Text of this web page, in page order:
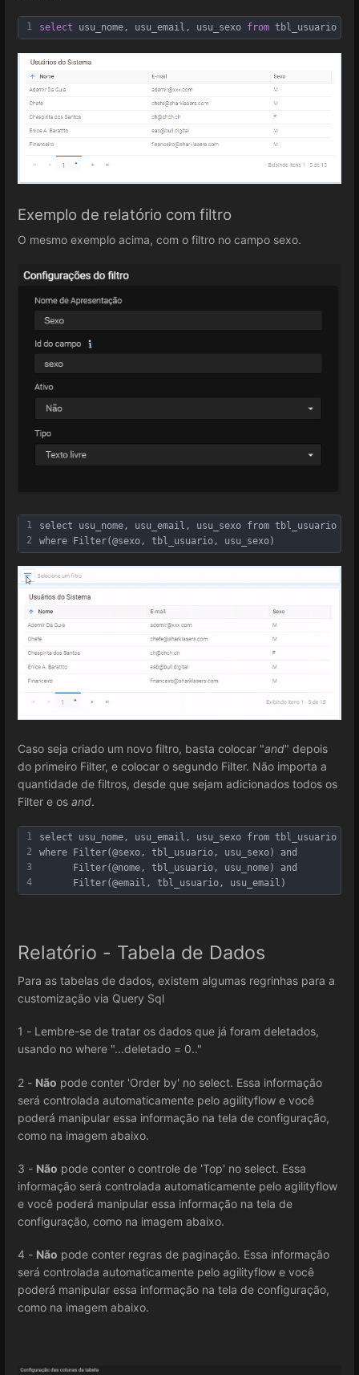
1 select usu_nome, usu_email, usu_sexo from tbl_usuario
Exemplo de relatório com filtro
O mesmo exemplo acima, com o filtro no campo sexo.
1
2
select usu_nome, usu_email, usu_sexo from tbl_usuario
where Filter(@sexo, tbl_usuario, usu_sexo)
Caso seja criado um novo filtro, basta colocar "and" depois
do primeiro Filter, e colocar o segundo Filter. Não importa a
quantidade de filtros, desde que sejam adicionados todos os
Filter e os and.
1
2
3
4
select usu_nome, usu_email, usu_sexo from tbl_usuario
where Filter(@sexo, tbl_usuario, usu_sexo) and
      Filter(@nome, tbl_usuario, usu_nome) and
      Filter(@email, tbl_usuario, usu_email)
Relatório - Tabela de Dados
Para as tabelas de dados, existem algumas regrinhas para a
customização via Query Sql
1 - Lembre-se de tratar os dados que já foram deletados,
usando no where "...deletado = 0.."
2 - Não pode conter 'Order by' no select. Essa informação
será controlada automaticamente pelo agilityflow e você
poderá manipular essa informação na tela de configuração,
como na imagem abaixo.
3 - Não pode conter o controle de 'Top' no select. Essa
informação será controlada automaticamente pelo agilityflow
e você poderá manipular essa informação na tela de
configuração, como na imagem abaixo.
4 - Não pode conter regras de paginação. Essa informação
será controlada automaticamente pelo agilityflow e você
poderá manipular essa informação na tela de configuração,
como na imagem abaixo.